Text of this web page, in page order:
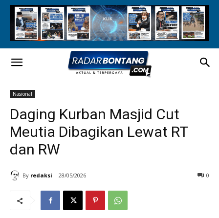
Nasional
Daging Kurban Masjid Cut
Meutia Dibagikan Lewat RT
dan RW
By redaksi 28/05/2026 0